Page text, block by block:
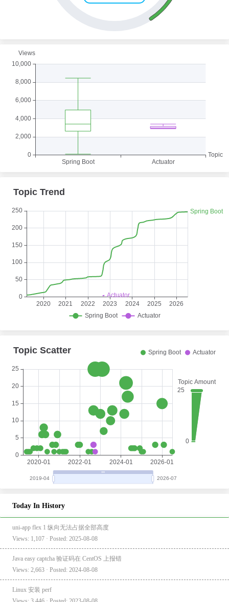
Today In History
uni-app flex 1 纵向无法占据全部高度
Views: 1,107 · Posted: 2025-08-08
Java easy captcha 验证码在 CentOS 上报错
Views: 2,663 · Posted: 2024-08-08
Linux 安装 perf